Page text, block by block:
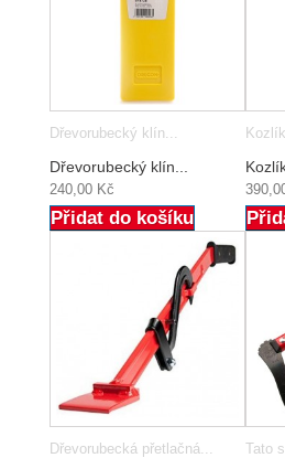
Dřevorubecký klín...
Dřevorubecký klín...
240,00 Kč
Přidat do košíku
Dřevorubecká přetlačná... Tato